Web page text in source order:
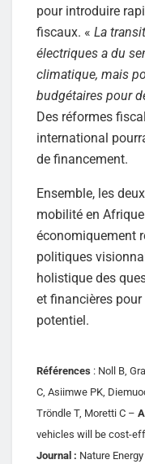
pour introduire
fiscaux. « La
électriques a du
climatique, mais
budgétaires pour
Des réformes
international
de financement.
Ensemble, les
mobilité en
économiquement
politiques
holistique des
et financières pour
potentiel.
Références : Noll B,
C, Asiimwe PK,
Tröndle T, Moretti C –
vehicles will be cost-
Journal : Nature